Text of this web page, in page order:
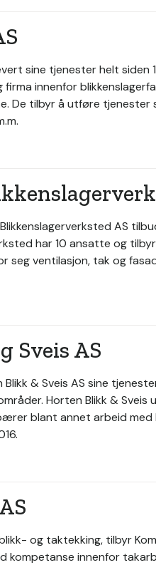
sine tjenester helt
innenfor
De tilbyr å utføre
AS
har 10 ansatte og
seg ventilasjon, tak og
Sveis AS
& Sveis AS sine
Horten Blikk &
blant annet arbeid med
og taktekking, tilbyr
kompetanse innenfor